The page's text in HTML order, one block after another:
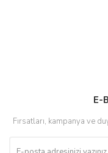
E-
Fırsatları, kampanya ve